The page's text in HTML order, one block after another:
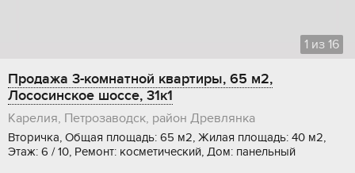
1 из 16
Продажа 3-комнатной квартиры, 65 м2,
Лососинское шоссе, 31к1
Карелия, Петрозаводск, район Древлянка
Вторичка, Общая площадь: 65 м2, Жилая площадь: 40 м2,
Этаж: 6 / 10, Ремонт: косметический, Дом: панельный